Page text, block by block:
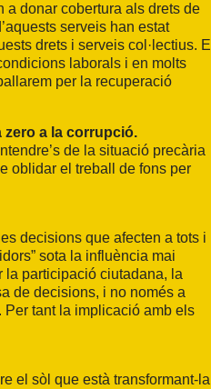
donar cobertura als drets de
serveis han estat
drets i serveis col·lectius. El
laborals i en molts
per la recuperació
zero a la corrupció.
de la situació precària
oblidar el treball de fons per
decisions que afecten a tots i
sota la influència mai
la participació ciutadana, la
de decisions, i no només a
Per tant la implicació amb els
el sòl que està transformant-la